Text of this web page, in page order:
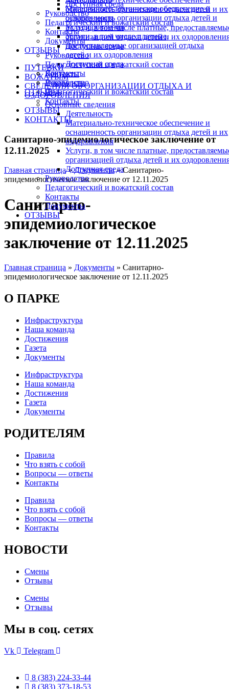
Доступная среда
Руководство
Педагогический и вожатский состав
Контакты
Документы
ОТЗЫВЫ
ПУТЕВКИ
ВОЖАТЫМ
СВЕДЕНИЯ ОБ ОРГАНИЗАЦИИ ОТДЫХА И
ОЗДОРОВЛЕНИЯ
Основные сведения
Деятельность
Материально-техническое обеспечение и
оснащенность организации отдыха детей и их
оздоровления
Услуги, в том числе платные,
организацией отдыха детей и их
Доступная среда
Руководство
Педагогический и вожатский состав
Контакты
Документы
ОТЗЫВЫ
оснащенность организации отдыха детей и их
оздоровления
Услуги, в том числе платные,
организацией отдыха детей и их
Доступная среда
Руководство
Педагогический и вожатский состав
Контакты
Документы
ОТЗЫВЫ
Материально-техническое обеспечение и
оснащенность организации отдыха детей и
их оздоровления
Услуги, в том числе платные,
предоставляемые организацией отдыха
детей и их оздоровления
Доступная среда
Документы
Руководство
Педагогический и вожатский состав
Контакты
ОТЗЫВЫ
КОНТАКТЫ
Санитарно-эпидемиологическое заключение от
12.11.2025
Главная страница»Документы»Санитарно-
эпидемиологическое заключение от 12.11.2025
Санитарно-
эпидемиологическое
заключение от 12.11.2025
Главная страница » Документы » Санитарно-
эпидемиологическое заключение от 12.11.2025
О ПАРКЕ
Инфраструктура
Наша команда
Достижения
Газета
Документы
Инфраструктура
Наша команда
Достижения
Газета
Документы
РОДИТЕЛЯМ
Правила
Что взять с собой
Вопросы — ответы
Контакты
Правила
Что взять с собой
Вопросы — ответы
Контакты
НОВОСТИ
Смены
Отзывы
Смены
Отзывы
Мы в соц. сетях
Vk Telegram
8 (383) 224-33-44
8 (383) 373-18-53